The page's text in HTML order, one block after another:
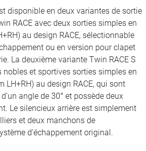
disponible en deux variantes de sortie
RACE avec deux sorties simples en
au design RACE, sélectionnable
ou en version pour clapet
La deuxième variante Twin RACE S
nobles et sportives sorties simples en
LH+RH) au design RACE, qui sont
angle de 30° et possède deux
Le silencieux arrière est simplement
et deux manchons de
d’échappement original.